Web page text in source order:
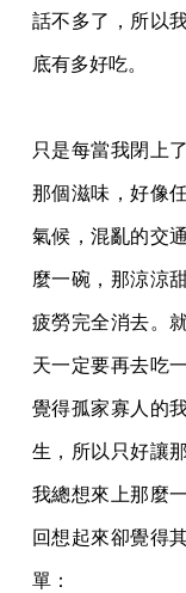
話不多了，所以
底有多好吃。
只是每當我閉上
那個滋味，好像
氣候，混亂的交
麼一碗，那涼涼
疲勞完全消去。
天一定要再去吃
覺得孤家寡人的
生，所以只好讓
我總想來上那麼
回想起來卻覺得
單：